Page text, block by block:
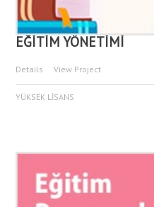
EĞİTİM YÖNETİMİ
Details View Project
YÜKSEK LİSANS